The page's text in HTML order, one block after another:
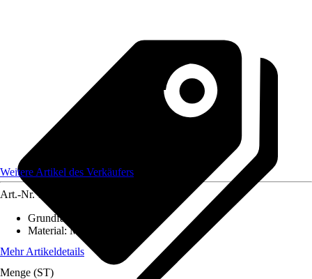
Weitere Artikel des Verkäufers
Art.-Nr. 12584421
Grundfarbe
Material:Metall
Mehr Artikeldetails
Menge (ST)